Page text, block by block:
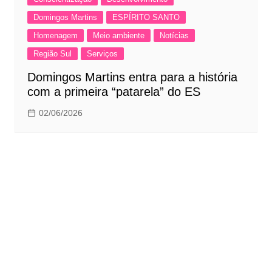
Domingos Martins
ESPÍRITO SANTO
Homenagem
Meio ambiente
Notícias
Região Sul
Serviços
Domingos Martins entra para a história
com a primeira “patarela” do ES
02/06/2026